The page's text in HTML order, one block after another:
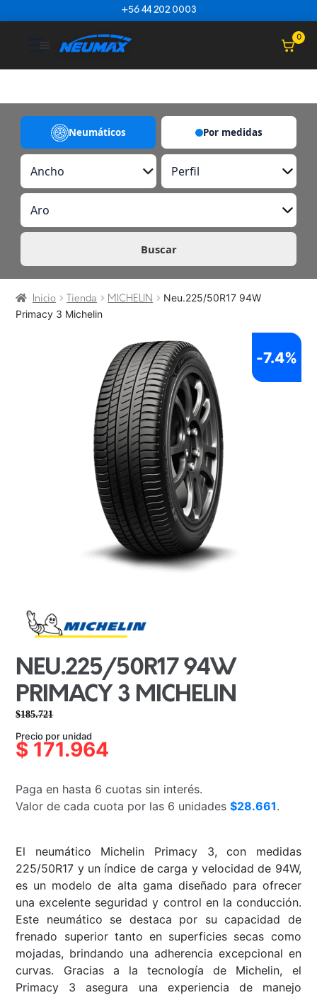
+56 44 202 0003
☰ 0
Neumáticos Por medidas
A
c
o
P
r
i
l
A
o
Buscar
Inicio Tienda MICHELIN
Neu.225/50R17 94W
Primacy 3 Michelin
NEU.225/50R17 94W
PRIMACY 3 MICHELIN
$185.721
precio
original
$185.721.
precio
actual
$171.964.
Precio por unidad
$ 171.964
Paga en hasta 6 cuotas sin interés.
Valor de cada cuota por las 6 unidades$28.661.
-7.4%
El neumático Michelin Primacy 3, con medidas
225/50R17 y un índice de carga y velocidad de 94W,
es un modelo de alta gama diseñado para ofrecer
una excelente seguridad y control en la conducción.
Este neumático se destaca por su capacidad de
frenado superior tanto en superficies secas como
mojadas, brindando una adherencia excepcional en
curvas. Gracias a la tecnología de Michelin, el
Primacy 3 asegura una experiencia de manejo